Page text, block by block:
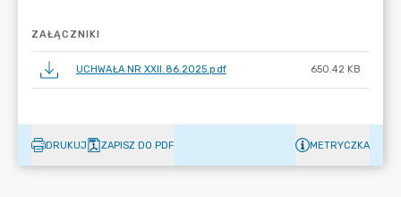
ZAŁĄCZNIKI
UCHWAŁA NR XXII.86.2025.pdf 650.42 KB
DRUKUJ ZAPISZ DO PDF METRYCZKA